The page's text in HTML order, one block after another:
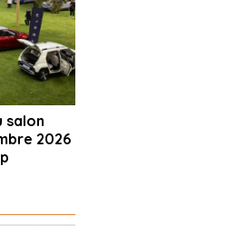
salon
2026